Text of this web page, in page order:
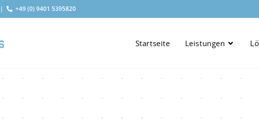
| +49 (0) 9401 5395820
Startseite Leistungen